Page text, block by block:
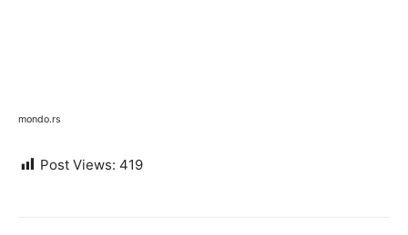
mondo.rs
Post Views: 419